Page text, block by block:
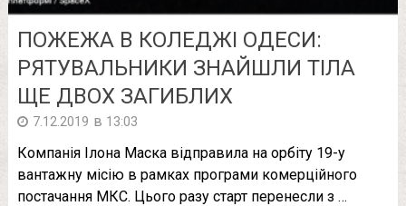
ПОЖЕЖА В КОЛЕДЖІ ОДЕСИ:
РЯТУВАЛЬНИКИ ЗНАЙШЛИ ТІЛА
ЩЕ ДВОХ ЗАГИБЛИХ
7.12.2019 в 13:03
Компанія Ілона Маска відправила на орбіту 19-у
вантажну місію в рамках програми комерційного
постачання МКС. Цього разу старт перенесли з …